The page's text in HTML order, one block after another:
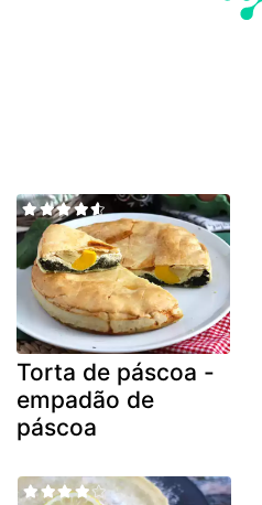
Torta de páscoa -
empadão de
páscoa